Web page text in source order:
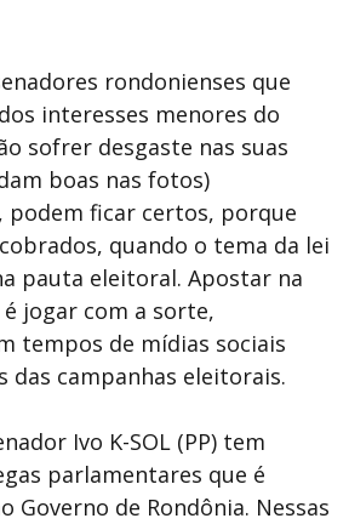
rondonienses que
interesses menores do
sofrer desgaste nas suas
boas nas fotos)
podem ficar certos, porque
quando o tema da lei
pauta eleitoral. Apostar na
jogar com a sorte,
tempos de mídias sociais
das campanhas eleitorais.
Ivo K-SOL (PP) tem
parlamentares que é
Governo de Rondônia. Nessas